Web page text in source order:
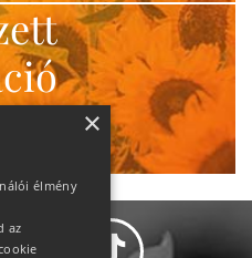
×
élmény
az